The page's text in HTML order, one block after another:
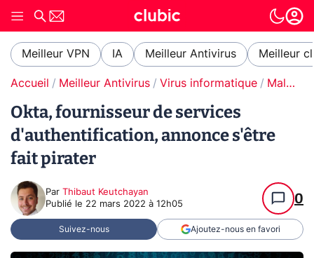
Meilleur VPN IA Meilleur Antivirus Meilleur
Accueil Meilleur Antivirus Virus informatique Malware / Ransomware
Okta, fournisseur de services
d'authentification, annonce s'être
fait pirater
Par Thibaut Keutchayan
Publié le 22 mars 2022 à 12h05 0
Suivez-nous Ajoutez-nous en favori